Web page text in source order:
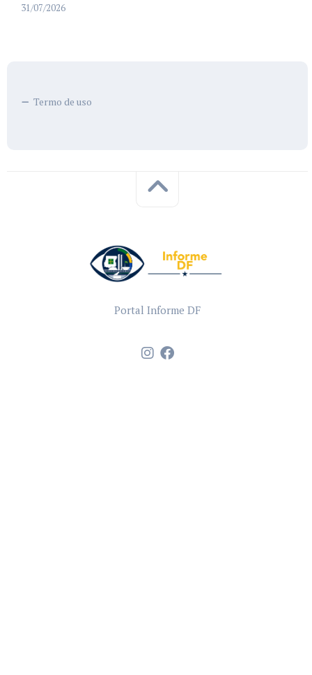
31/07/2026
Termo de uso
Portal Informe DF